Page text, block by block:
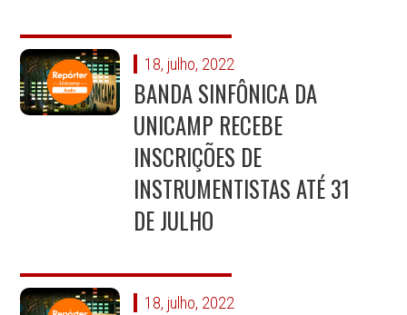
18, julho, 2022
BANDA SINFÔNICA DA
UNICAMP RECEBE
INSCRIÇÕES DE
INSTRUMENTISTAS ATÉ 31
DE JULHO
18, julho, 2022